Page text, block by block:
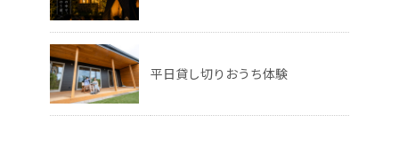
平日貸し切りおうち体験